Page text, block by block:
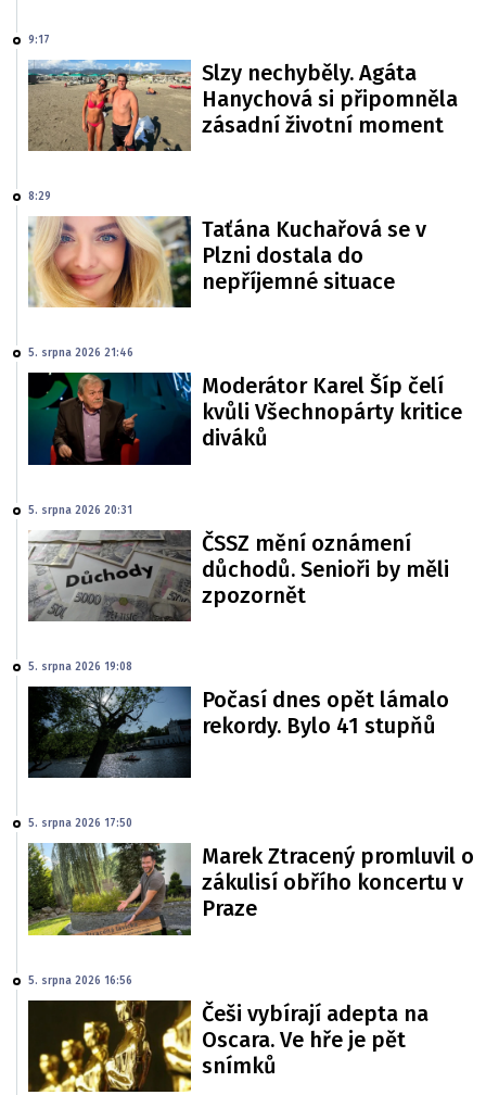
9:17
Slzy nechyběly. Agáta
Hanychová si připomněla
zásadní životní moment
8:29
Taťána Kuchařová se v
Plzni dostala do
nepříjemné situace
5. srpna 2026 21:46
Moderátor Karel Šíp čelí
kvůli Všechnopárty kritice
diváků
5. srpna 2026 20:31
ČSSZ mění oznámení
důchodů. Senioři by měli
zpozornět
5. srpna 2026 19:08
Počasí dnes opět lámalo
rekordy. Bylo 41 stupňů
5. srpna 2026 17:50
Marek Ztracený promluvil o
zákulisí obřího koncertu v
Praze
5. srpna 2026 16:56
Češi vybírají adepta na
Oscara. Ve hře je pět
snímků